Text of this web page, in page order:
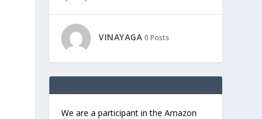
VINAYAGA 0 Posts
We are a participant in the Amazon